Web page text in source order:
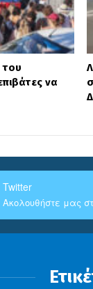
του
να
Twitter